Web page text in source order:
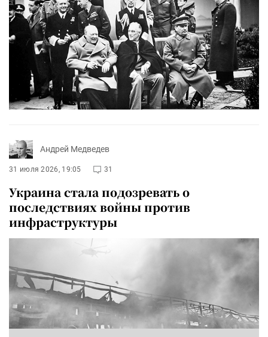
Андрей Медведев
31 июля 2026, 19:05 31
Украина стала подозревать о
последствиях войны против
инфраструктуры